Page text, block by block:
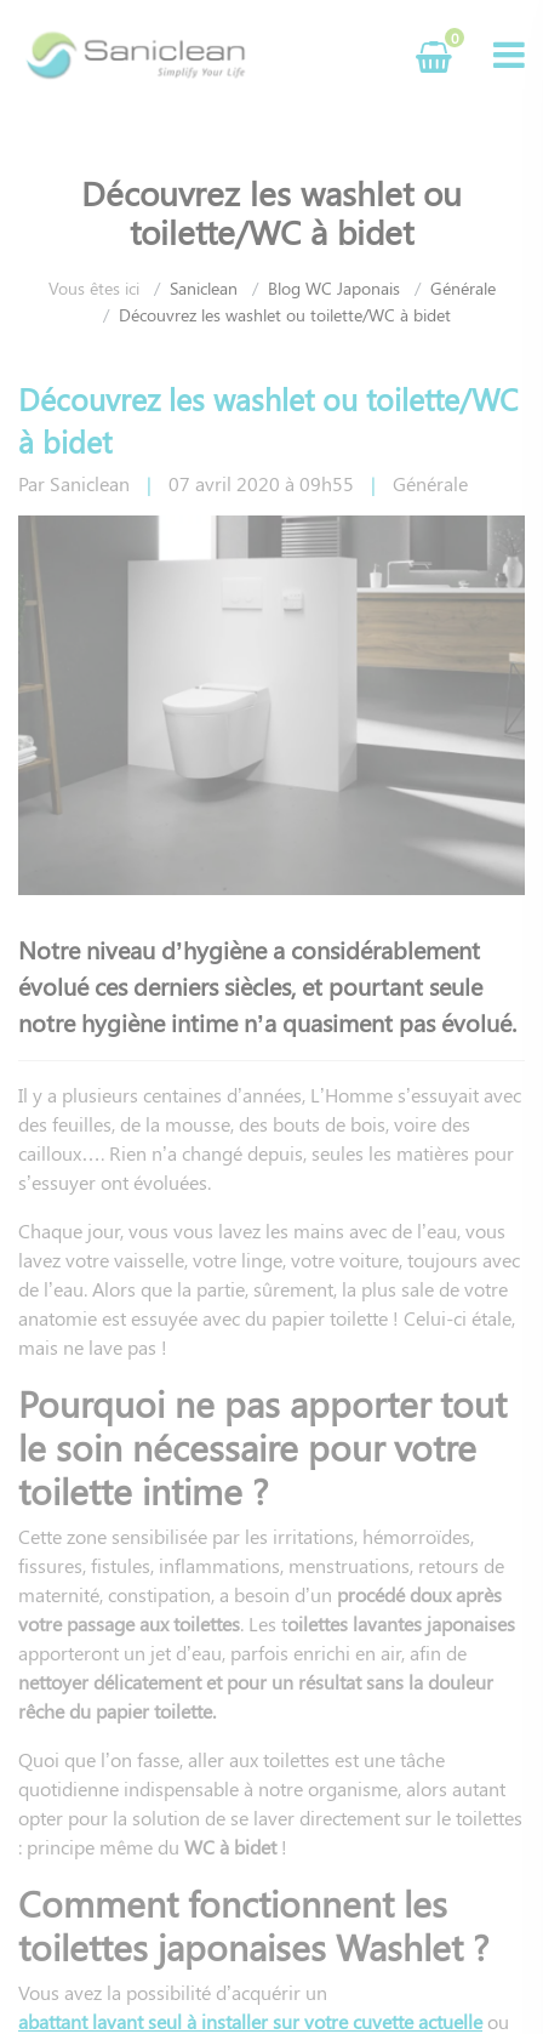
0
Découvrez les washlet ou
toilette/WC à bidet
Vous êtes ici Saniclean Blog WC Japonais
Générale
Découvrez les washlet ou toilette/WC à bidet
Découvrez les washlet ou toilette/WC
à bidet
Par Saniclean | 07 avril 2020 à 09h55 | Générale
Notre niveau d’hygiène a considérablement
évolué ces derniers siècles, et pourtant seule
notre hygiène intime n’a quasiment pas évolué.
Il y a plusieurs centaines d’années, L’Homme s’essuyait avec
des feuilles, de la mousse, des bouts de bois, voire des
cailloux…. Rien n’a changé depuis, seules les matières pour
s’essuyer ont évoluées.
Chaque jour, vous vous lavez les mains avec de l’eau, vous
lavez votre vaisselle, votre linge, votre voiture, toujours avec
de l’eau. Alors que la partie, sûrement, la plus sale de votre
anatomie est essuyée avec du papier toilette ! Celui-ci étale,
mais ne lave pas !
Pourquoi ne pas apporter tout
le soin nécessaire pour votre
toilette intime ?
Cette zone sensibilisée par les irritations, hémorroïdes,
fissures, fistules, inflammations, menstruations, retours de
maternité, constipation, a besoin d’un procédé doux après
votre passage aux toilettes. Les toilettes lavantes japonaises
apporteront un jet d’eau, parfois enrichi en air, afin de
nettoyer délicatement et pour un résultat sans la douleur
rêche du papier toilette.
Quoi que l’on fasse, aller aux toilettes est une tâche
quotidienne indispensable à notre organisme, alors autant
opter pour la solution de se laver directement sur le toilettes
: principe même du WC à bidet!
Comment fonctionnent les
toilettes japonaises Washlet ?
Vous avez la possibilité d’acquérir un
abattant lavant seul à installer sur votre cuvette actuelleou